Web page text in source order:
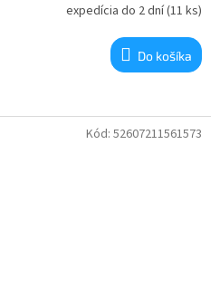
expedícia do 2 dní(11 ks)
Do košíka
Kód: 52607211561573